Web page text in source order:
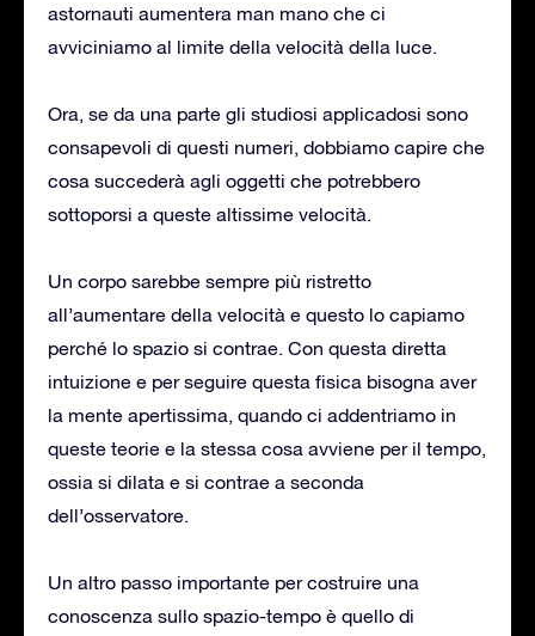
astornauti aumentera man mano che ci
avviciniamo al limite della velocità della luce.
Ora, se da una parte gli studiosi applicadosi sono
consapevoli di questi numeri, dobbiamo capire che
cosa succederà agli oggetti che potrebbero
sottoporsi a queste altissime velocità.
Un corpo sarebbe sempre più ristretto
all’aumentare della velocità e questo lo capiamo
perché lo spazio si contrae. Con questa diretta
intuizione e per seguire questa fisica bisogna aver
la mente apertissima, quando ci addentriamo in
queste teorie e la stessa cosa avviene per il tempo,
ossia si dilata e si contrae a seconda
dell’osservatore.
Un altro passo importante per costruire una
conoscenza sullo spazio-tempo è quello di